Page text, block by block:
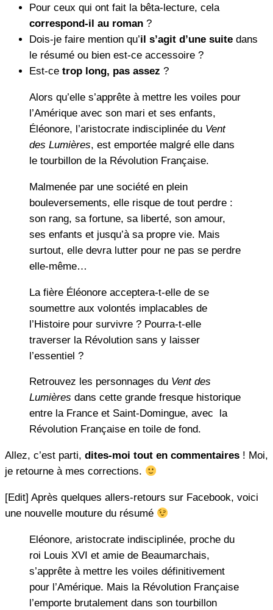
Pour ceux qui ont fait la bêta-lecture, cela
correspond-il au roman ?
Dois-je faire mention qu’il s’agit d’une suite dans
le résumé ou bien est-ce accessoire ?
Est-ce trop long, pas assez ?
Alors qu’elle s’apprête à mettre les voiles pour
l’Amérique avec son mari et ses enfants,
Éléonore, l’aristocrate indisciplinée du Vent
des Lumières, est emportée malgré elle dans
le tourbillon de la Révolution Française.
Malmenée par une société en plein
bouleversements, elle risque de tout perdre :
son rang, sa fortune, sa liberté, son amour,
ses enfants et jusqu’à sa propre vie. Mais
surtout, elle devra lutter pour ne pas se perdre
elle-même…
La fière Éléonore acceptera-t-elle de se
soumettre aux volontés implacables de
l’Histoire pour survivre ? Pourra-t-elle
traverser la Révolution sans y laisser
l’essentiel ?
Retrouvez les personnages du Vent des
Lumières dans cette grande fresque historique
entre la France et Saint-Domingue, avec la
Révolution Française en toile de fond.
Allez, c’est parti, dites-moi tout en commentaires ! Moi,
je retourne à mes corrections.
[Edit] Après quelques allers-retours sur Facebook, voici
une nouvelle mouture du résumé
Eléonore, aristocrate indisciplinée, proche du
roi Louis XVI et amie de Beaumarchais,
s’apprête à mettre les voiles définitivement
pour l’Amérique. Mais la Révolution Française
l’emporte brutalement dans son tourbillon